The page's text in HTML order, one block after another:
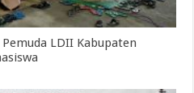
LDII Kabupaten